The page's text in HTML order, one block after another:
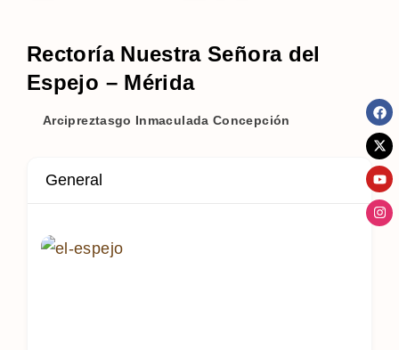
Rectoría Nuestra Señora del
Espejo – Mérida
Arcipreztasgo Inmaculada Concepción
General